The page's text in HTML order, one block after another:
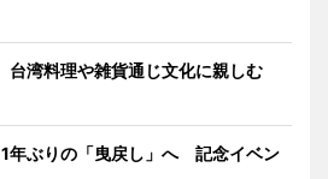
湾料理や雑貨通じ文化に親しむ
年ぶりの「曳戻し」へ 記念イベン